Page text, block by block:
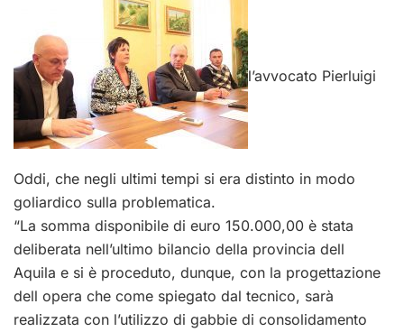
l’avvocato Pierluigi
Oddi, che negli ultimi tempi si era distinto in modo
goliardico sulla problematica.
“La somma disponibile di euro 150.000,00 è stata
deliberata nell’ultimo bilancio della provincia dell
Aquila e si è proceduto, dunque, con la progettazione
dell opera che come spiegato dal tecnico, sarà
realizzata con l’utilizzo di gabbie di consolidamento